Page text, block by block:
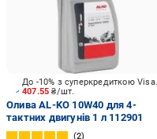
407.55₴/шт.
До -10% з суперкредиткою Visa Вигода
Олива AL-KO 10W40 для 4-
тактних двигунів 1 л 112901
2